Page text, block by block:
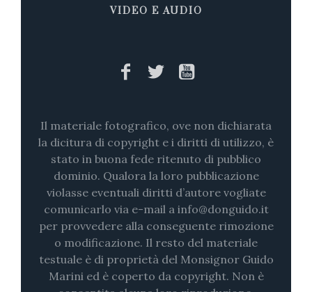
VIDEO E AUDIO
Il materiale fotografico, ove non dichiarata
la dicitura di copyright e i diritti di utilizzo, è
stato in buona fede ritenuto di pubblico
dominio. Qualora la loro pubblicazione
violasse eventuali diritti d’autore vogliate
comunicarlo via e-mail a info@donguido.it
per provvedere alla conseguente rimozione
o modificazione. Il resto del materiale
testuale è di proprietà del Monsignor Guido
Marini ed è coperto da copyright. Non è